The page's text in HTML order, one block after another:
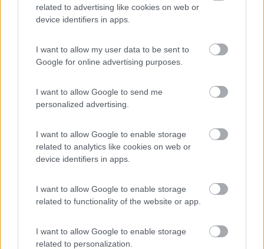
related to advertising like cookies on web or
device identifiers in apps.
I want to allow my user data to be sent to
Google for online advertising purposes.
I want to allow Google to send me
personalized advertising.
I want to allow Google to enable storage
related to analytics like cookies on web or
device identifiers in apps.
I want to allow Google to enable storage
related to functionality of the website or app.
I want to allow Google to enable storage
related to personalization.
Area Sosta Camper Orobie
Ardesio(BG)
liuba
-
parli della strada che passa per Forca di PResta??? bhe sì forse
ha meno strapiombi nella prima parte, cioè quando si sale verso
zarcof